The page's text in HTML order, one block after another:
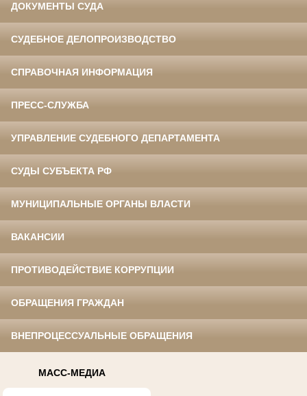
ДОКУМЕНТЫ СУДА
СУДЕБНОЕ ДЕЛОПРОИЗВОДСТВО
СПРАВОЧНАЯ ИНФОРМАЦИЯ
ПРЕСС-СЛУЖБА
УПРАВЛЕНИЕ СУДЕБНОГО ДЕПАРТАМЕНТА
СУДЫ СУБЪЕКТА РФ
МУНИЦИПАЛЬНЫЕ ОРГАНЫ ВЛАСТИ
ВАКАНСИИ
ПРОТИВОДЕЙСТВИЕ КОРРУПЦИИ
ОБРАЩЕНИЯ ГРАЖДАН
ВНЕПРОЦЕССУАЛЬНЫЕ ОБРАЩЕНИЯ
МАСС-МЕДИА